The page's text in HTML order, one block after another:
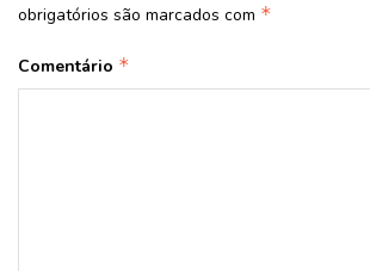
obrigatórios são marcados com *
Comentário *